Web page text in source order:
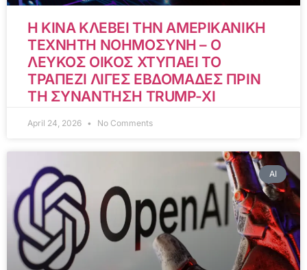
Η ΚΙΝΑ ΚΛΕΒΕΙ ΤΗΝ ΑΜΕΡΙΚΑΝΙΚΗ
ΤΕΧΝΗΤΗ ΝΟΗΜΟΣΥΝΗ – Ο
ΛΕΥΚΟΣ ΟΙΚΟΣ ΧΤΥΠΑΕΙ ΤΟ
ΤΡΑΠΕΖΙ ΛΙΓΕΣ ΕΒΔΟΜΑΔΕΣ ΠΡΙΝ
ΤΗ ΣΥΝΑΝΤΗΣΗ TRUMP-XI
April 24, 2026 No Comments
AI